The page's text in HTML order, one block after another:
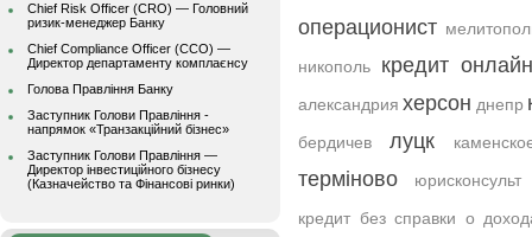
Chief Risk Officer (CRO) — Головний
ризик-менеджер Банку
Chief Compliance Officer (CCO) —
Директор департаменту комплаєнсу
Голова Правління Банку
Заступник Голови Правління -
напрямок «Транзакційний бізнес»
Заступник Голови Правління —
Директор інвестиційного бізнесу
(Казначейство та Фінансові ринки)
операционист
никополь
кредит
александрия херсон днепр
бердичев луцк
терміново
юрисконсульт
кредит без справки о